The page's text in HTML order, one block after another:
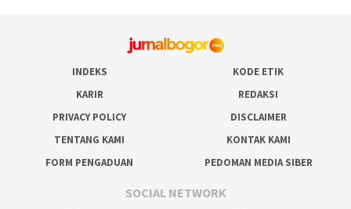
INDEKS
KODE ETIK
KARIR
REDAKSI
PRIVACY POLICY
DISCLAIMER
TENTANG KAMI
KONTAK KAMI
FORM PENGADUAN
PEDOMAN MEDIA SIBER
SOCIAL NETWORK